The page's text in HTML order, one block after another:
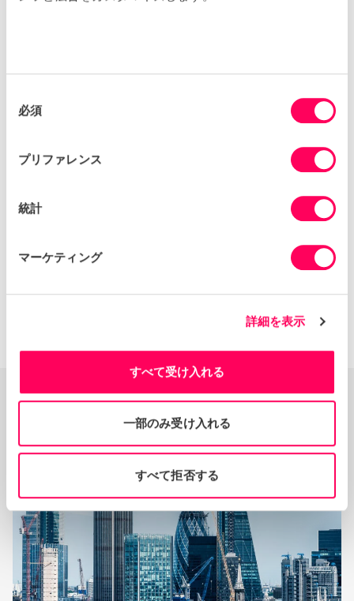
必須
プリファレンス
統計
マーケティング
詳細を表示
すべて受け入れる
一部のみ受け入れる
すべて拒否する
以内にメールに返信することを目指してい
について苦情がある場合は、ご連絡くださ
い。
チームに連絡する
Sedexオフィスの拠点